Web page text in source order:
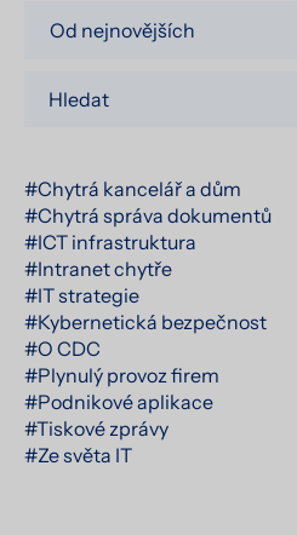
#Chytrá kancelář a dům
#Chytrá správa dokumentů
#ICT infrastruktura
#Intranet chytře
#IT strategie
#Kybernetická bezpečnost
#O CDC
#Plynulý provoz firem
#Podnikové aplikace
#Tiskové zprávy
#Ze světa IT